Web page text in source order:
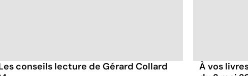
conseils lecture de Gérard Collard
À vos